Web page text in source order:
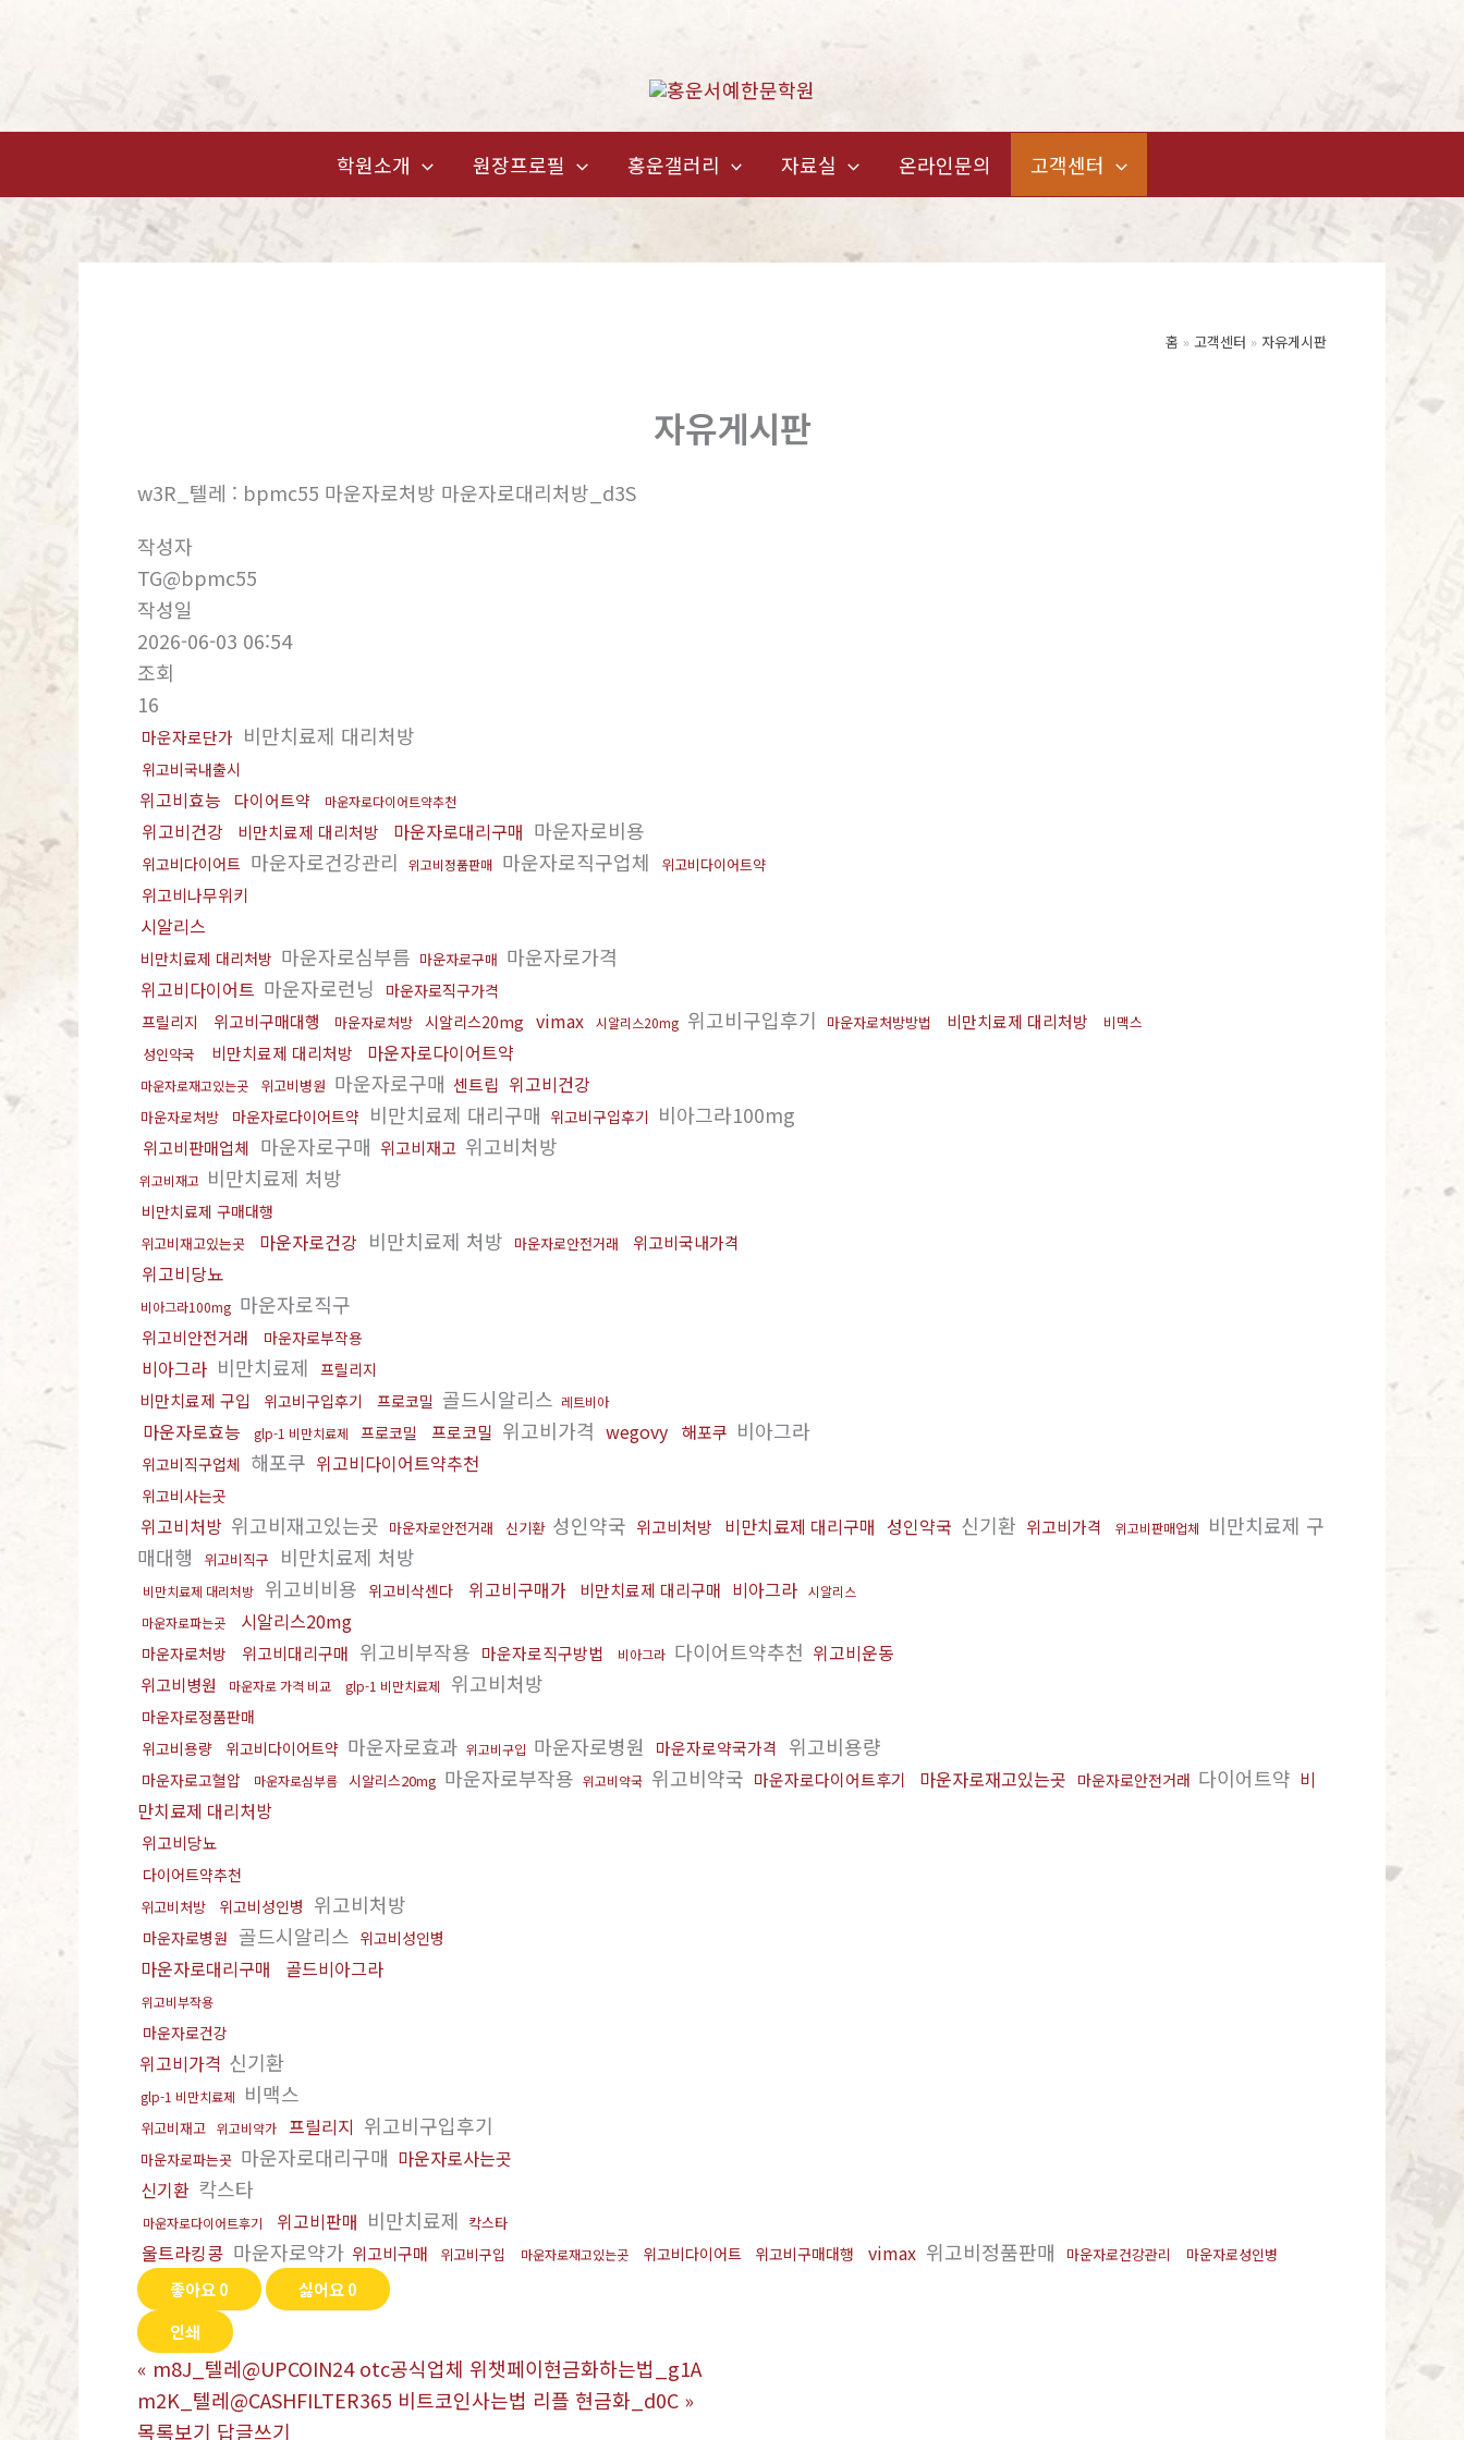
건
뛰
학원소개 원장프로필 홍운갤러리 자료실 온라인문의 고객센터
홈 고객센터 자유게시판
자유게시판
w3R_텔레 : bpmc55 마운자로처방 마운자로대리처방_d3S
작성자
TG@bpmc55
작성일
2026-06-03 06:54
조회
16
마운자로단가 비만치료제 대리처방
위고비국내출시
위고비효능 다이어트약 마운자로다이어트약추천
위고비건강 비만치료제 대리처방 마운자로대리구매 마운자로비용
위고비다이어트 마운자로건강관리 위고비정품판매 마운자로직구업체 위고비다이어트약
위고비나무위키
시알리스
비만치료제 대리처방 마운자로심부름 마운자로구매 마운자로가격
위고비다이어트 마운자로런닝
마운자로직구가격
프릴리지
위고비구매대행 마운자로처방 시알리스20mg vimax 시알리스20mg 위고비구입후기 마운자로처방방법 비만치료제 대리처방
비맥스
성인약국
비만치료제 대리처방 마운자로다이어트약
마운자로재고있는곳 위고비병원 마운자로구매 센트립 위고비건강
마운자로처방 마운자로다이어트약 비만치료제 대리구매 위고비구입후기 비아그라100mg
위고비판매업체 마운자로구매 위고비재고 위고비처방
위고비재고 비만치료제 처방
비만치료제 구매대행
위고비재고있는곳 마운자로건강 비만치료제 처방 마운자로안전거래 위고비국내가격
위고비당뇨
비아그라100mg 마운자로직구
위고비안전거래 마운자로부작용
비아그라 비만치료제 프릴리지
비만치료제 구입 위고비구입후기 프로코밀 골드시알리스 레트비아
마운자로효능 glp-1 비만치료제 프로코밀 프로코밀 위고비가격 wegovy 해포쿠 비아그라
위고비직구업체 해포쿠 위고비다이어트약추천
위고비사는곳
위고비처방 위고비재고있는곳 마운자로안전거래 신기환 성인약국 위고비처방 비만치료제 대리구매 성인약국 신기환 위고비가격 위고비판매업체
비만치료제 구
매대행
위고비직구 비만치료제 처방
비만치료제 대리처방 위고비비용 위고비삭센다 위고비구매가 비만치료제 대리구매 비아그라 시알리스
마운자로파는곳
시알리스20mg
마운자로처방 위고비대리구매 위고비부작용 마운자로직구방법 비아그라 다이어트약추천 위고비운동
위고비병원 마운자로 가격 비교 glp-1 비만치료제 위고비처방
마운자로정품판매
위고비용량
위고비다이어트약 마운자로효과 위고비구입 마운자로병원 마운자로약국가격 위고비용량
마운자로고혈압 마운자로심부름 시알리스20mg 마운자로부작용 위고비약국 위고비약국 마운자로다이어트후기 마운자로재고있는곳 마운자로안전거래 다이어트약 비
만치료제 대리처방
위고비당뇨
다이어트약추천
위고비처방 위고비성인병 위고비처방
마운자로병원 골드시알리스 위고비성인병
마운자로대리구매 골드비아그라
위고비부작용
마운자로건강
위고비가격 신기환
glp-1 비만치료제 비맥스
위고비재고 위고비약가 프릴리지 위고비구입후기
마운자로파는곳 마운자로대리구매 마운자로사는곳
신기환 칵스타
마운자로다이어트후기 위고비판매 비만치료제 칵스타
울트라킹콩 마운자로약가 위고비구매 위고비구입 마운자로재고있는곳 위고비다이어트 위고비구매대행 vimax 위고비정품판매 마운자로건강관리 마운자로성인병
좋아요0 싫어요0
인쇄
« m8J_텔레@UPCOIN24 otc공식업체 위챗페이현금화하는법_g1A
m2K_텔레@CASHFILTER365 비트코인사는법 리플 현금화_d0C »
목록보기 답글쓰기